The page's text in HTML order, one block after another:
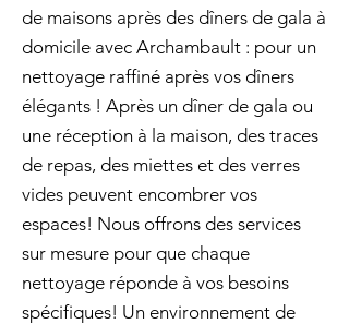
de maisons après des dîners de gala à
domicile avec Archambault : pour un
nettoyage raffiné après vos dîners
élégants ! Après un dîner de gala ou
une réception à la maison, des traces
de repas, des miettes et des verres
vides peuvent encombrer vos
espaces! Nous offrons des services
sur mesure pour que chaque
nettoyage réponde à vos besoins
spécifiques! Un environnement de